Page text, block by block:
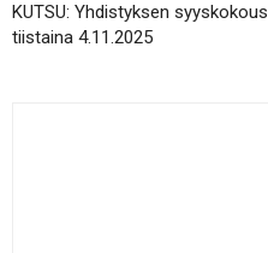
KUTSU: Yhdistyksen syyskokous
tiistaina 4.11.2025